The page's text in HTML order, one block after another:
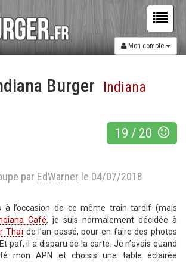
Mon compte
Burger
Indiana
19 / 20
par EdWarner le 04/07/2018
à l’occasion de ce même train tardif (mais
Café, je suis normalement décidée à
Thaïde l’an passé, pour en faire des photos
paf, il a disparu de la carte. Je n’avais quand
mon APN et choisis une table éclairée